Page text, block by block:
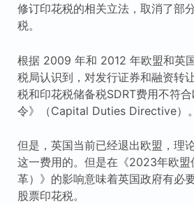
修订印花税的相关立法，取消了部
税。
根据 2009 年和 2012 年欧盟和英
税局认识到，对发行证券和融资转
税和印花税储备税SDRT费用不符
令》（Capital Duties Directive）。
但是，英国当前已经退出欧盟，理
这一费用的。但是在《2023年欧盟
革）》的影响意味着英国政府有必
股票印花税。